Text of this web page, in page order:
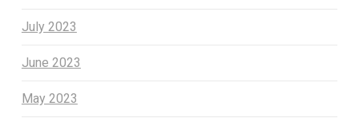
July 2023
June 2023
May 2023